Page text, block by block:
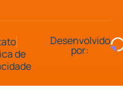
de
Desenvolvido
por: